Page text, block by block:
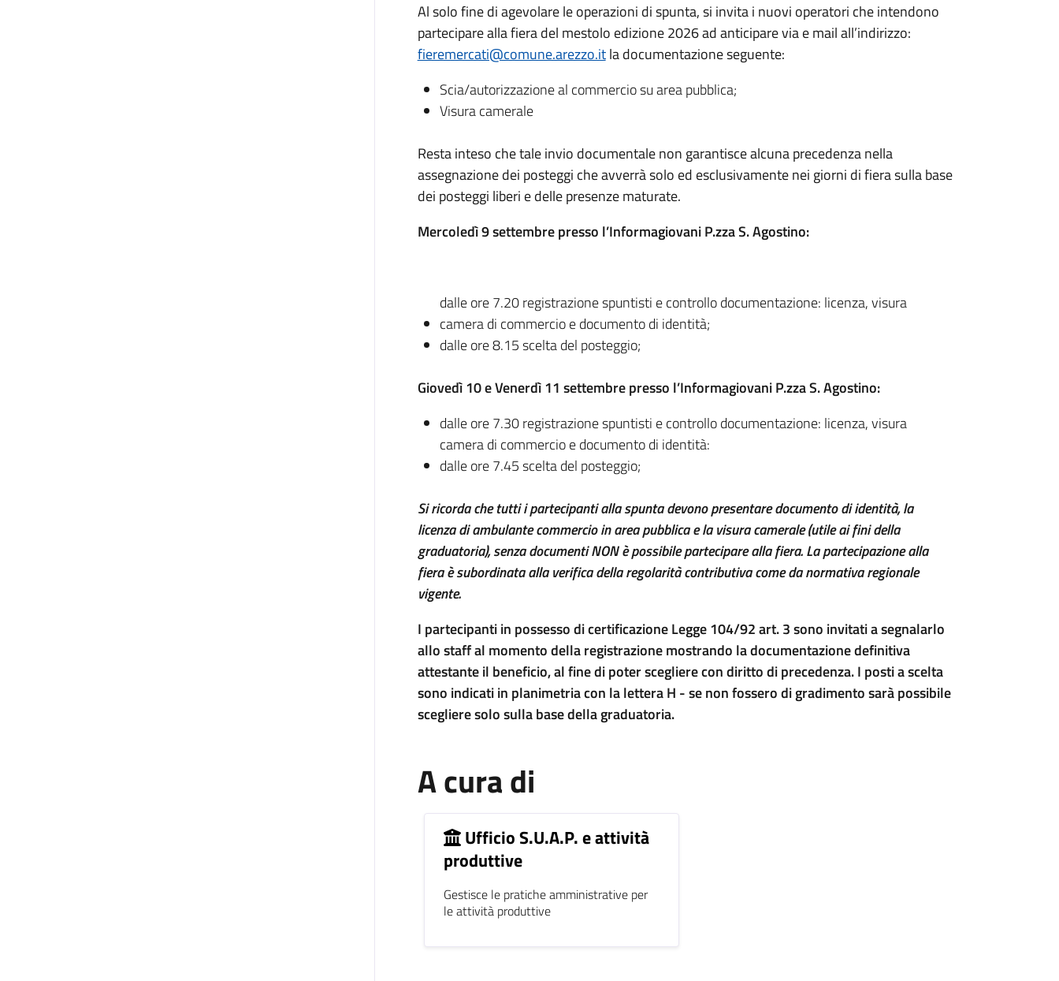
Al solo fine di agevolare le operazioni di spunta, si invita i nuovi operatori che intendono
partecipare alla fiera del mestolo edizione 2026 ad anticipare via e mail all’indirizzo:
fieremercati@comune.arezzo.itla documentazione seguente:
Scia/autorizzazione al commercio su area pubblica;
Visura camerale
Resta inteso che tale invio documentale non garantisce alcuna precedenza nella
assegnazione dei posteggi che avverrà solo ed esclusivamente nei giorni di fiera sulla base
dei posteggi liberi e delle presenze maturate.
Mercoledì 9 settembrepresso l’Informagiovani P.zza S. Agostino:
dalle ore 7.20 registrazione spuntisti e controllo documentazione: licenza, visura
camera di commercio e documento di identità;
dalle ore 8.15 scelta del posteggio;
Giovedì 10 e Venerdì 11 settembre presso l’Informagiovani P.zza S. Agostino:
dalle ore 7.30 registrazione spuntisti e controllo documentazione: licenza, visura
camera di commercio e documento di identità:
dalle ore 7.45 scelta del posteggio;
Si ricorda che tutti i partecipanti alla spunta devono presentare documento di identità, la
licenza di ambulante commercio in area pubblica e la visura camerale (utile ai fini della
graduatoria), senza documenti NON è possibile partecipare alla fiera. La partecipazione alla
fiera è subordinata alla verifica della regolarità contributiva come da normativa regionale
vigente.
I partecipanti in possesso di certificazione Legge 104/92 art. 3 sono invitati a segnalarlo
allo staff al momento della registrazione mostrando la documentazione definitiva
attestante il beneficio, al fine di poter scegliere con diritto di precedenza. I posti a scelta
sono indicati in planimetria con la lettera H - se non fossero di gradimento sarà possibile
scegliere solo sulla base della graduatoria.
A cura di
Ufficio S.U.A.P. e attività
produttive
Gestisce le pratiche amministrative per
le attività produttive